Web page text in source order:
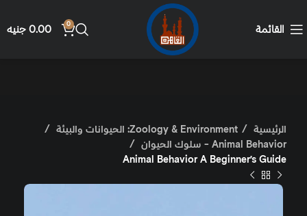
القائمة 0
0.00 جنيه
الرئيسية
Zoology & Environment: الحيوانات والبيئة
Animal Behavior - سلوك الحيوان
Animal Behavior A Beginner’s Guide